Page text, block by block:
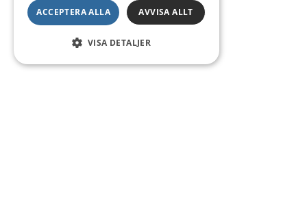
ACCEPTERA ALLA AVVISA ALLT
VISA DETALJER